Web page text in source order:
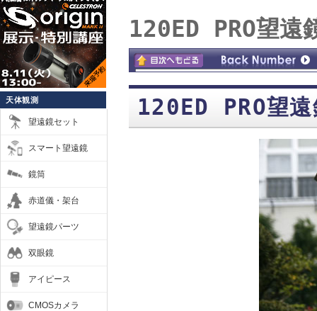
天体観測
望遠鏡セット
スマート望遠鏡
鏡筒
赤道儀・架台
望遠鏡パーツ
双眼鏡
アイピース
CMOSカメラ
120ED PRO望遠
120ED PRO望